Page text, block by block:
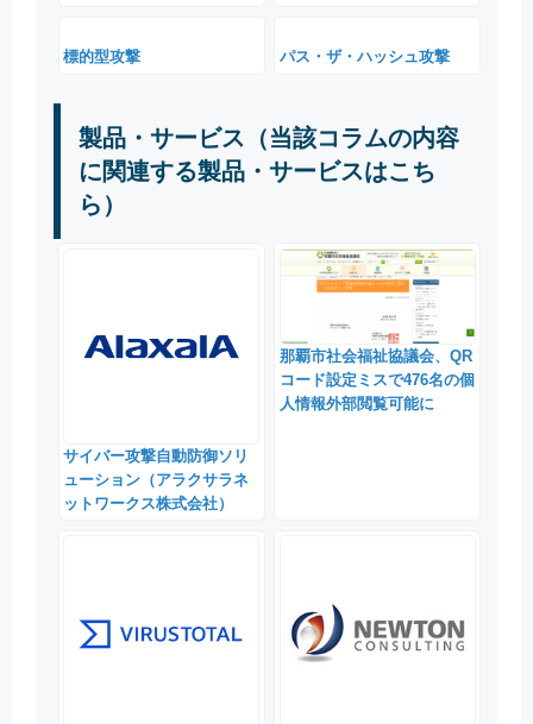
標的型攻撃 パス・ザ・ハッシュ攻撃
製品・サービス（当該コラムの内容
に関連する製品・サービスはこち
ら）
サイバー攻撃自動防御ソリ
ューション（アラクサラネ
ットワークス株式会社）
那覇市社会福祉協議会、QR
コード設定ミスで476名の個
人情報外部閲覧可能に